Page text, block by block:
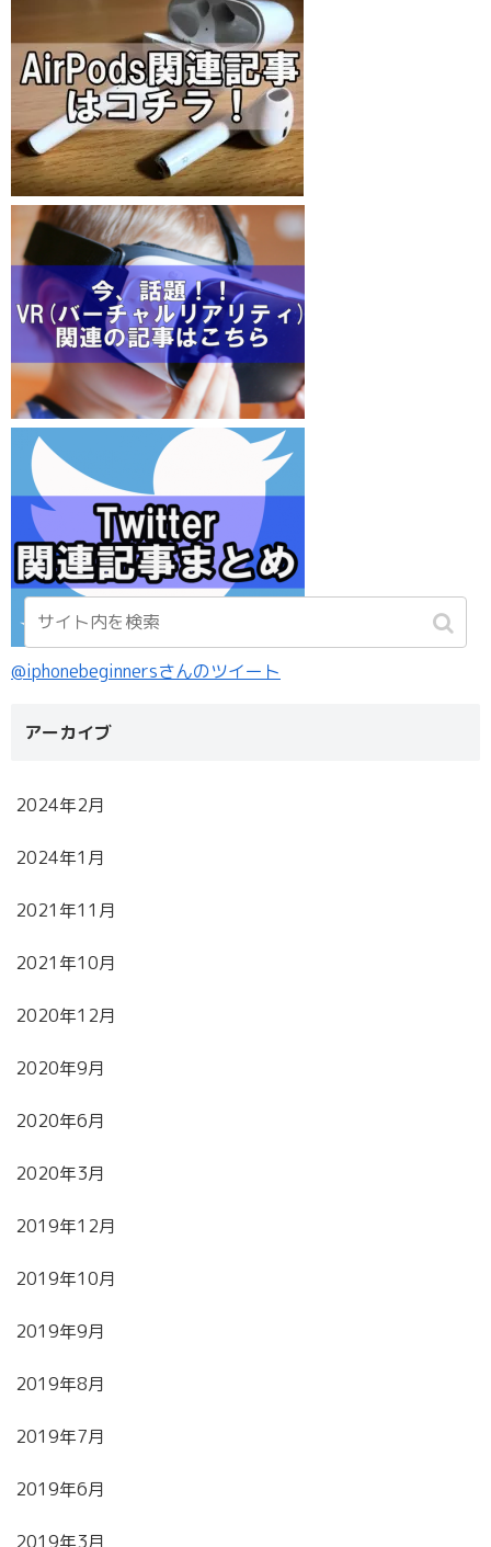
@iphonebeginnersさんのツイート
アーカイブ
2024年2月
2024年1月
2021年11月
2021年10月
2020年12月
2020年9月
2020年6月
2020年3月
2019年12月
2019年10月
2019年9月
2019年8月
2019年7月
2019年6月
2019年3月